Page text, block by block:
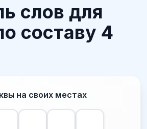
слов для
составу 4
на своих местах